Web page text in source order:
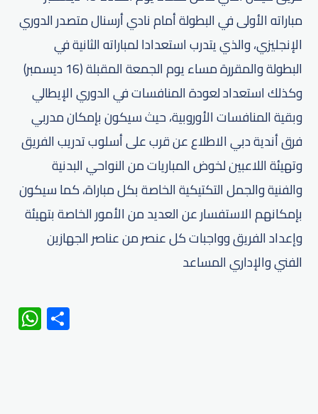
مباراته الأولى في البطولة أمام نادي أرسنال متصدر الدوري
الإنجليزي، والذي يتدرب استعدادا لمباراته الثانية في
البطولة والمقررة مساء يوم الجمعة المقبلة (16 ديسمبر)
وكذلك استعداد لعودة المنافسات في الدوري الإيطالي
وبقية المنافسات الأوروبية، حيث سيكون بإمكان مدربي
فرق أندية دبي الاطلاع عن قرب على أسلوب تدريب الفريق
وتهيئة اللاعبين لخوض المباريات من النواحي البدنية
والفنية والجمل التكتيكية الخاصة بكل مباراة، كما سيكون
بإمكانهم الاستفسار عن العديد من الأمور الخاصة بتهيئة
وإعداد الفريق وواجبات كل عنصر من عناصر الجهازين
الفني والإداري المساعد
WhatsApp